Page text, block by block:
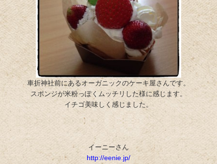
車折神社前にあるオーガニックのケーキ屋さんです。
スポンジが米粉っぽくムッチリした様に感じます。
イチゴ美味しく感じました。
イーニーさん
http://eenie.jp/